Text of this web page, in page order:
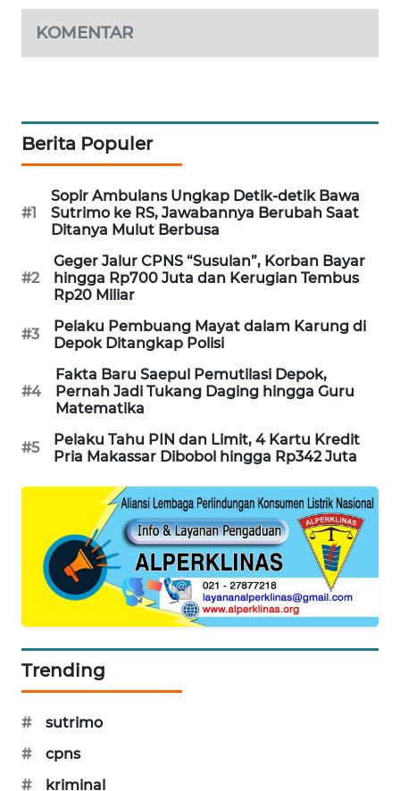
KOMENTAR
Berita Populer
#1
Sopir Ambulans Ungkap Detik-detik Bawa
Sutrimo ke RS, Jawabannya Berubah Saat
Ditanya Mulut Berbusa
#2
Geger Jalur CPNS “Susulan”, Korban Bayar
hingga Rp700 Juta dan Kerugian Tembus
Rp20 Miliar
#3
Pelaku Pembuang Mayat dalam Karung di
Depok Ditangkap Polisi
#4
Fakta Baru Saepul Pemutilasi Depok,
Pernah Jadi Tukang Daging hingga Guru
Matematika
#5
Pelaku Tahu PIN dan Limit, 4 Kartu Kredit
Pria Makassar Dibobol hingga Rp342 Juta
Trending
#
sutrimo
#
cpns
#
kriminal
PORTAL
KONSUMEN
ALPERKLINAS
FORJASIDA
TAMBANG
NEWS
SITUNGIR
NEWS
SIDIKALANG
NEWS
SIBARAGAS
NEWS
METRO
MEDAN
NEWS
METRO
JAKARTA
NEWS
NEWS